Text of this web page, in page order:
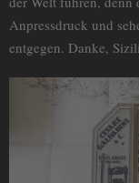
Anpressdruck und
entgegen. Danke,